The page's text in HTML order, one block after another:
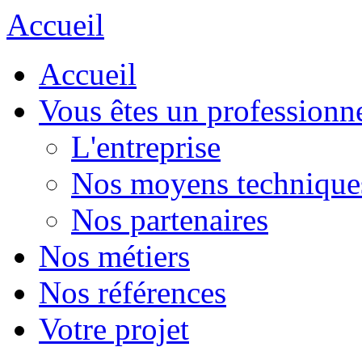
Accueil
Accueil
Vous êtes un
L'entreprise
Nos moyens
Nos partenaires
Nos métiers
Nos références
Votre projet